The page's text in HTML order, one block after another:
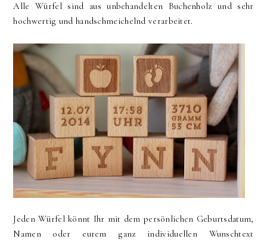
Alle Würfel sind aus unbehandelten Buchenholz und sehr
hochwertig und handschmeichelnd verarbeitet.
Jeden Würfel könnt Ihr mit dem persönlichen Geburtsdatum,
Namen oder eurem ganz individuellen Wunschtext